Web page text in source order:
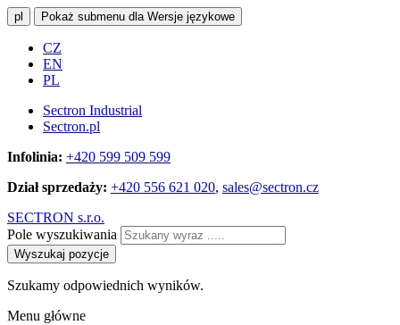
pl Pokaż submenu dla Wersje językowe
CZ
EN
PL
Sectron Industrial
Sectron.pl
Infolinia: +420 599 509 599
Dział sprzedaży: +420 556 621 020, sales@sectron.cz
SECTRON s.r.o.
Pole wyszukiwania
Wyszukaj pozycje
Szukamy odpowiednich wyników.
Menu główne